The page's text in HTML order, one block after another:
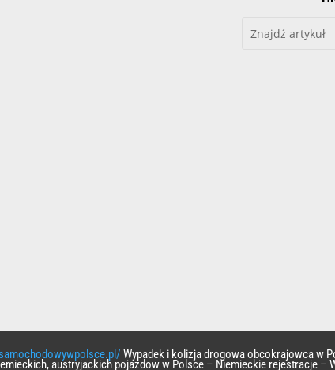
Wypadek i kolizja drogowa obcokrajowca w
austryjackich pojazdow w Polsce – Niemieckie rejestracje –